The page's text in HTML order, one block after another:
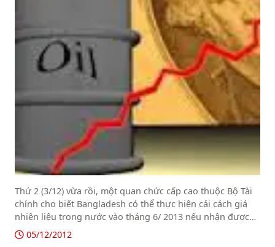
Thứ 2 (3/12) vừa rồi, một quan chức cấp cao thuộc Bộ Tài
chính cho biết Bangladesh có thể thực hiện cải cách giá
nhiên liệu trong nước vào tháng 6/ 2013 nếu nhận được
$705 triệu còn lại trong khoản vay $987 triệu từ Quỹ Tiền
tệ quốc tế (IMF) theo thỏa thuận Cơ sở Tín dụng mở rộng
05/12/2012